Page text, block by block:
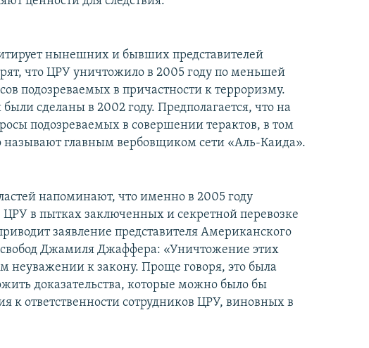
нынешних и бывших представителей
что ЦРУ уничтожило в 2005 году по меньшей
подозреваемых в причастности к терроризму.
сделаны в 2002 году. Предполагается, что на
подозреваемых в совершении терактов, в том
называют главным вербовщиком сети «Аль-Каида».
напоминают, что именно в 2005 году
ЦРУ в пытках заключенных и секретной перевозке
заявление представителя Американского
Джамиля Джаффера: «Уничтожение этих
неуважении к закону. Проще говоря, это была
доказательства, которые можно было бы
к ответственности сотрудников ЦРУ, виновных в